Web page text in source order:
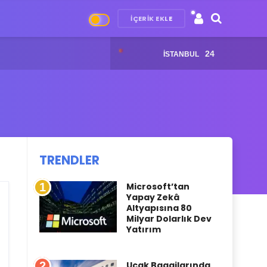
İÇERIK EKLE
Kişiselleştirilebilir Sohbet Listeleri
ISTANBUL 24
TRENDLER
1
Microsoft’tan
Yapay Zekâ
Altyapısına 80
Milyar Dolarlık Dev
Yatırım